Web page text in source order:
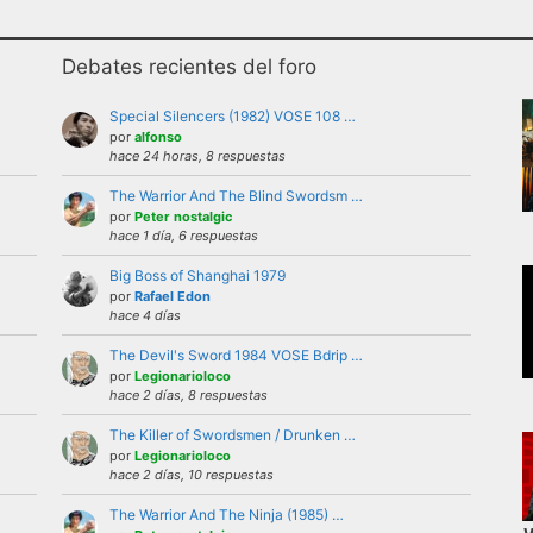
bajo ninguna circunstancia. Se puede criticar, discutir
ni de forma verbal ni mostrando insignias,
a nivel personal con otros usuarios.Estas deben ser
foro.
foro la identidad o datos personales de ningún
externas, etc
letras mayusculas equivale a gritar, si no es esa su
funcionamiento del foro mediante reiteradas quejas,
Debates recientes del foro
Special Silencers (1982) VOSE 108 …
por alfonso
hace 24 horas, 8 respuestas
The Warrior And The Blind Swordsm …
por Peter nostalgic
hace 1 día, 6 respuestas
Big Boss of Shanghai 1979
por Rafael Edon
hace 4 días
The Devil's Sword 1984 VOSE Bdrip …
por Legionarioloco
hace 2 días, 8 respuestas
The Killer of Swordsmen / Drunken …
por Legionarioloco
hace 2 días, 10 respuestas
The Warrior And The Ninja (1985) …